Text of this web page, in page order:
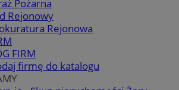
Pożarna
Rejonowy
Rejonowa
FIRM
firmę do katalogu